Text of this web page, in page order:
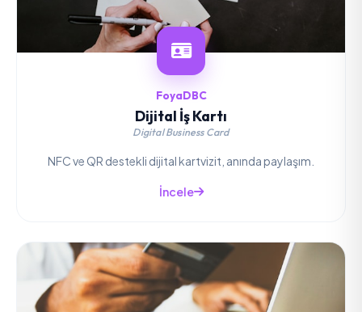
FoyaDBC
Dijital İş Kartı
Digital Business Card
NFC ve QR destekli dijital kartvizit, anında paylaşım.
İncele